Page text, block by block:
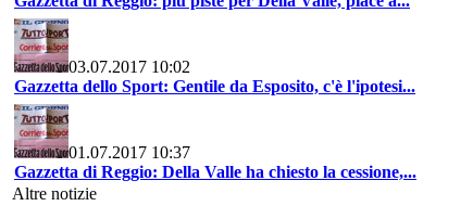
03.07.2017 10:02
Gazzetta dello Sport: Gentile da Esposito, c'è l'ipotesi...
01.07.2017 10:37
Gazzetta di Reggio: Della Valle ha chiesto la cessione,...
Altre notizie